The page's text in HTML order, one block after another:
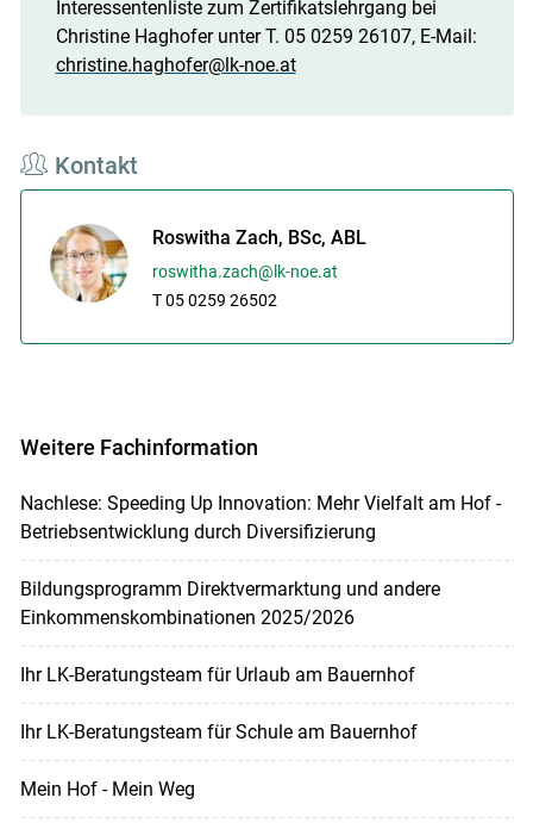
Interessentenliste zum Zertifikatslehrgang bei
Christine Haghofer unter T. 05 0259 26107, E-Mail:
christine.haghofer@lk-noe.at
Kontakt
Roswitha Zach, BSc, ABL
roswitha.zach@lk-noe.at
T 05 0259 26502
Weitere Fachinformation
Nachlese: Speeding Up Innovation: Mehr Vielfalt am Hof -
Betriebsentwicklung durch Diversifizierung
Bildungsprogramm Direktvermarktung und andere
Einkommenskombinationen 2025/2026
Ihr LK-Beratungsteam für Urlaub am Bauernhof
Ihr LK-Beratungsteam für Schule am Bauernhof
Mein Hof - Mein Weg